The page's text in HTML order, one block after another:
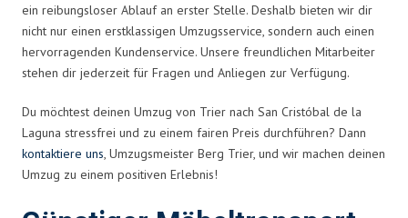
ein reibungsloser Ablauf an erster Stelle. Deshalb bieten wir dir
nicht nur einen erstklassigen Umzugsservice, sondern auch einen
hervorragenden Kundenservice. Unsere freundlichen Mitarbeiter
stehen dir jederzeit für Fragen und Anliegen zur Verfügung.
Du möchtest deinen Umzug von Trier nach San Cristóbal de la
Laguna stressfrei und zu einem fairen Preis durchführen? Dann
kontaktiere uns, Umzugsmeister Berg Trier, und wir machen deinen
Umzug zu einem positiven Erlebnis!